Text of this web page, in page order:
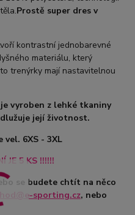
Prostě super dres v
kontrastní jednobarevné
materiálu, který
trenýrky mají nastavitelnou
vyroben z lehké tkaniny
její životnost.
vel. 6XS - 3XL
JE 5 KS !!!!!!
se budete chtít na něco
sporting.cz, nebo